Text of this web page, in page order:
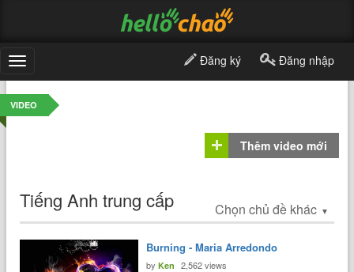
Toggle
navigation
Đăng ký Đăng nhập
VIDEO
Thêm video mới
Tiếng Anh trung cấp Chọn chủ đề khác ▼
Burning - Maria Arredondo
byKen 2,562 views